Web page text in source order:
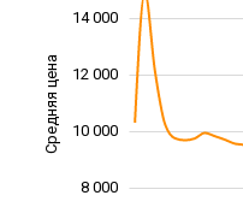
Средняя цена
8 000
10 000
12 000
14 000